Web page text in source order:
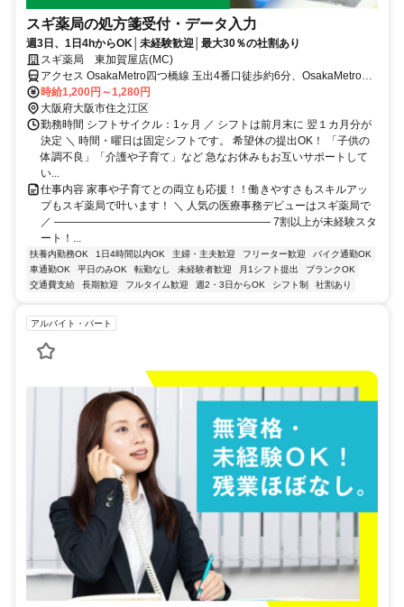
スギ薬局の処方箋受付・データ入力
週3日、1日4hからOK│未経験歓迎│最大30％の社割あり
スギ薬局 東加賀屋店(MC)
アクセス OsakaMetro四つ橋線 玉出4番口徒歩約6分、OsakaMetro四
つ橋線 北加賀屋東改札行エレベータ口徒歩約6分、阪堺電気軌道阪堺
線 塚西徒歩約11分
時給1,200円～1,280円
大阪府大阪市住之江区
勤務時間 シフトサイクル：1ヶ月 ／ シフトは前月末に 翌１カ月分が
決定 ＼ 時間・曜日は固定シフトです。 希望休の提出OK！ 「子供の
体調不良」「介護や子育て」など 急なお休みもお互いサポートして
い...
仕事内容 家事や子育てとの両立も応援！！働きやすさもスキルアッ
プもスギ薬局で叶います！ ＼ 人気の医療事務デビューはスギ薬局で
／ ―――――――――――――――――――― 7割以上が未経験スタ
ート！...
扶養内勤務OK 1日4時間以内OK 主婦・主夫歓迎 フリーター歓迎
バイク通勤OK
車通勤OK
平日のみOK 転勤なし 未経験者歓迎 月1シフト提出
ブランクOK
交通費支給
長期歓迎 フルタイム歓迎 週2・3日からOK シフト制 社割あり
アルバイト・パート